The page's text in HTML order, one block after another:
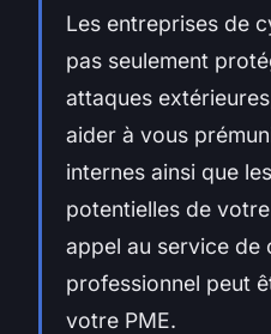
Les entreprises de
pas seulement
attaques
aider à vous
internes ainsi que
potentielles de
appel au service de
professionnel peut
votre PME.